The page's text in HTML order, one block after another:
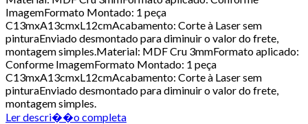
ImagemFormato Montado: 1 peça
C13mxA13cmxL12cmAcabamento: Corte à Laser sem
pinturaEnviado desmontado para diminuir o valor do frete,
montagem simples.Material: MDF Cru 3mmFormato aplicado:
Conforme ImagemFormato Montado: 1 peça
C13mxA13cmxL12cmAcabamento: Corte à Laser sem
pinturaEnviado desmontado para diminuir o valor do frete,
montagem simples.
Ler descri��o completa